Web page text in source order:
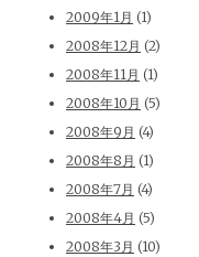
2009年1月 (1)
2008年12月 (2)
2008年11月 (1)
2008年10月 (5)
2008年9月 (4)
2008年8月 (1)
2008年7月 (4)
2008年4月 (5)
2008年3月 (10)